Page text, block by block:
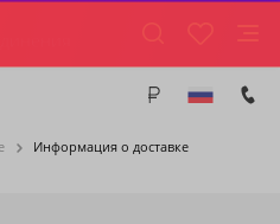
Информация о доставке